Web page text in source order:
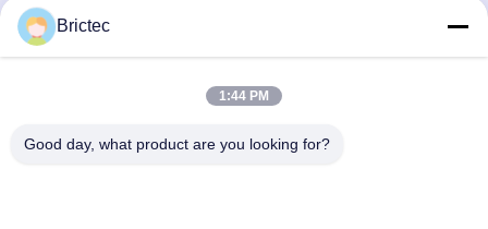
Ziegel-Anlage
Trocknungskammer für
Ziegel-Anlage
Plaudern Sie Jetzt Plaudern Sie Jetzt
Brictec
1:44 PM
Good day, what product are you looking for?